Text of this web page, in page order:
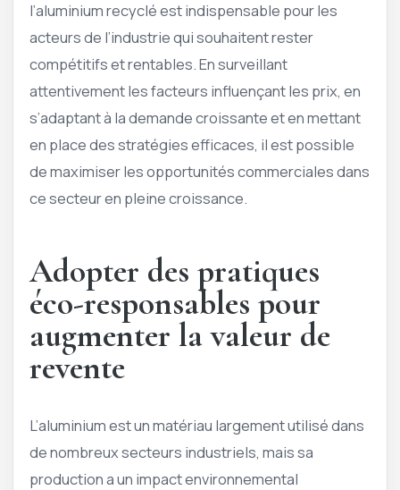
l’aluminium recyclé est indispensable pour les
acteurs de l’industrie qui souhaitent rester
compétitifs et rentables. En surveillant
attentivement les facteurs influençant les prix, en
s’adaptant à la demande croissante et en mettant
en place des stratégies efficaces, il est possible
de maximiser les opportunités commerciales dans
ce secteur en pleine croissance.
Adopter des pratiques
éco-responsables pour
augmenter la valeur de
revente
L’aluminium est un matériau largement utilisé dans
de nombreux secteurs industriels, mais sa
production a un impact environnemental